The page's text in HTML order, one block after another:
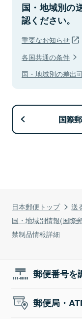
日本郵便トップ 送
国・地域別情報(国際
禁制品情報詳細
国・地域別の
認ください。
重要なお知らせ
各国共通の条件
国・地域別の差出
国際
郵便番号を
郵便局・